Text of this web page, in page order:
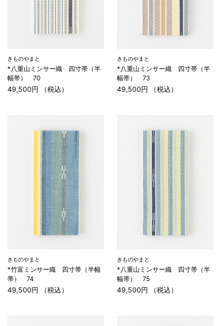
きものやまと
*八重山ミンサー織 四寸帯（半
幅帯） 70
49,500円 （税込）
きものやまと
*八重山ミンサー織 四寸帯（半
幅帯） 73
49,500円 （税込）
きものやまと
*竹富ミンサー織 四寸帯（半幅
帯） 74
49,500円 （税込）
きものやまと
*八重山ミンサー織 四寸帯（半
幅帯） 75
49,500円 （税込）